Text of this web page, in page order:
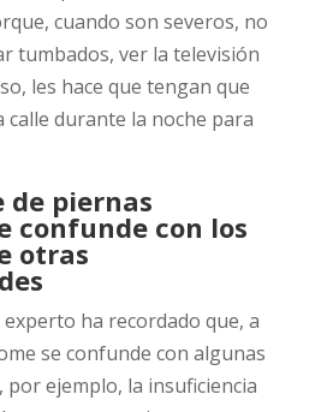
cuando son severos, no
tumbados, ver la televisión
les hace que tengan que
calle durante la noche para
de piernas
confunde con los
otras
ha recordado que, a
se confunde con algunas
ejemplo, la insuficiencia